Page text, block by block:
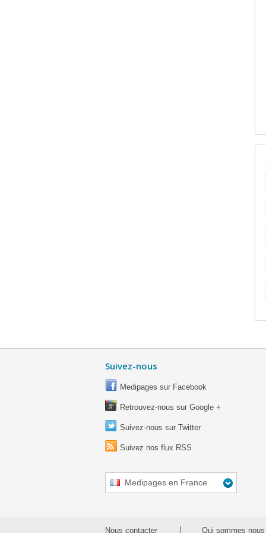
Suivez-nous
Medipages sur Facebook
Retrouvez-nous sur Google +
Suivez-nous sur Twitter
Suivez nos flux RSS
Medipages en France
Nous contacter Qui sommes